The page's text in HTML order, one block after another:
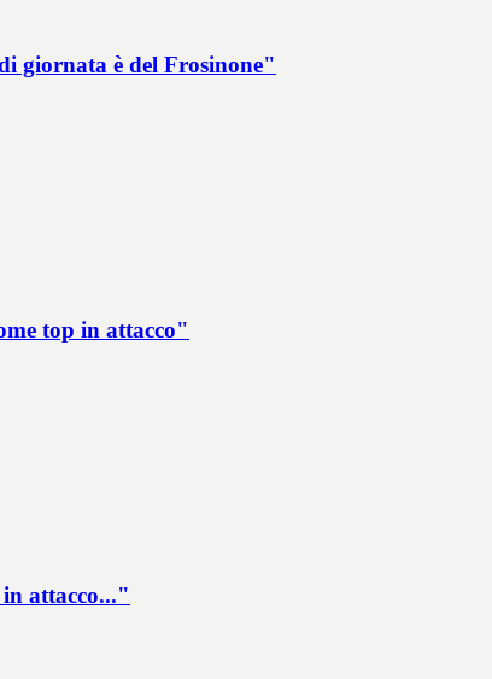
giornata è del Frosinone"
top in attacco"
attacco..."